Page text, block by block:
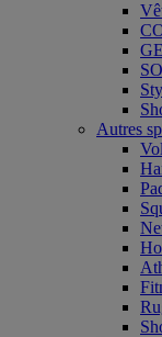
Autres